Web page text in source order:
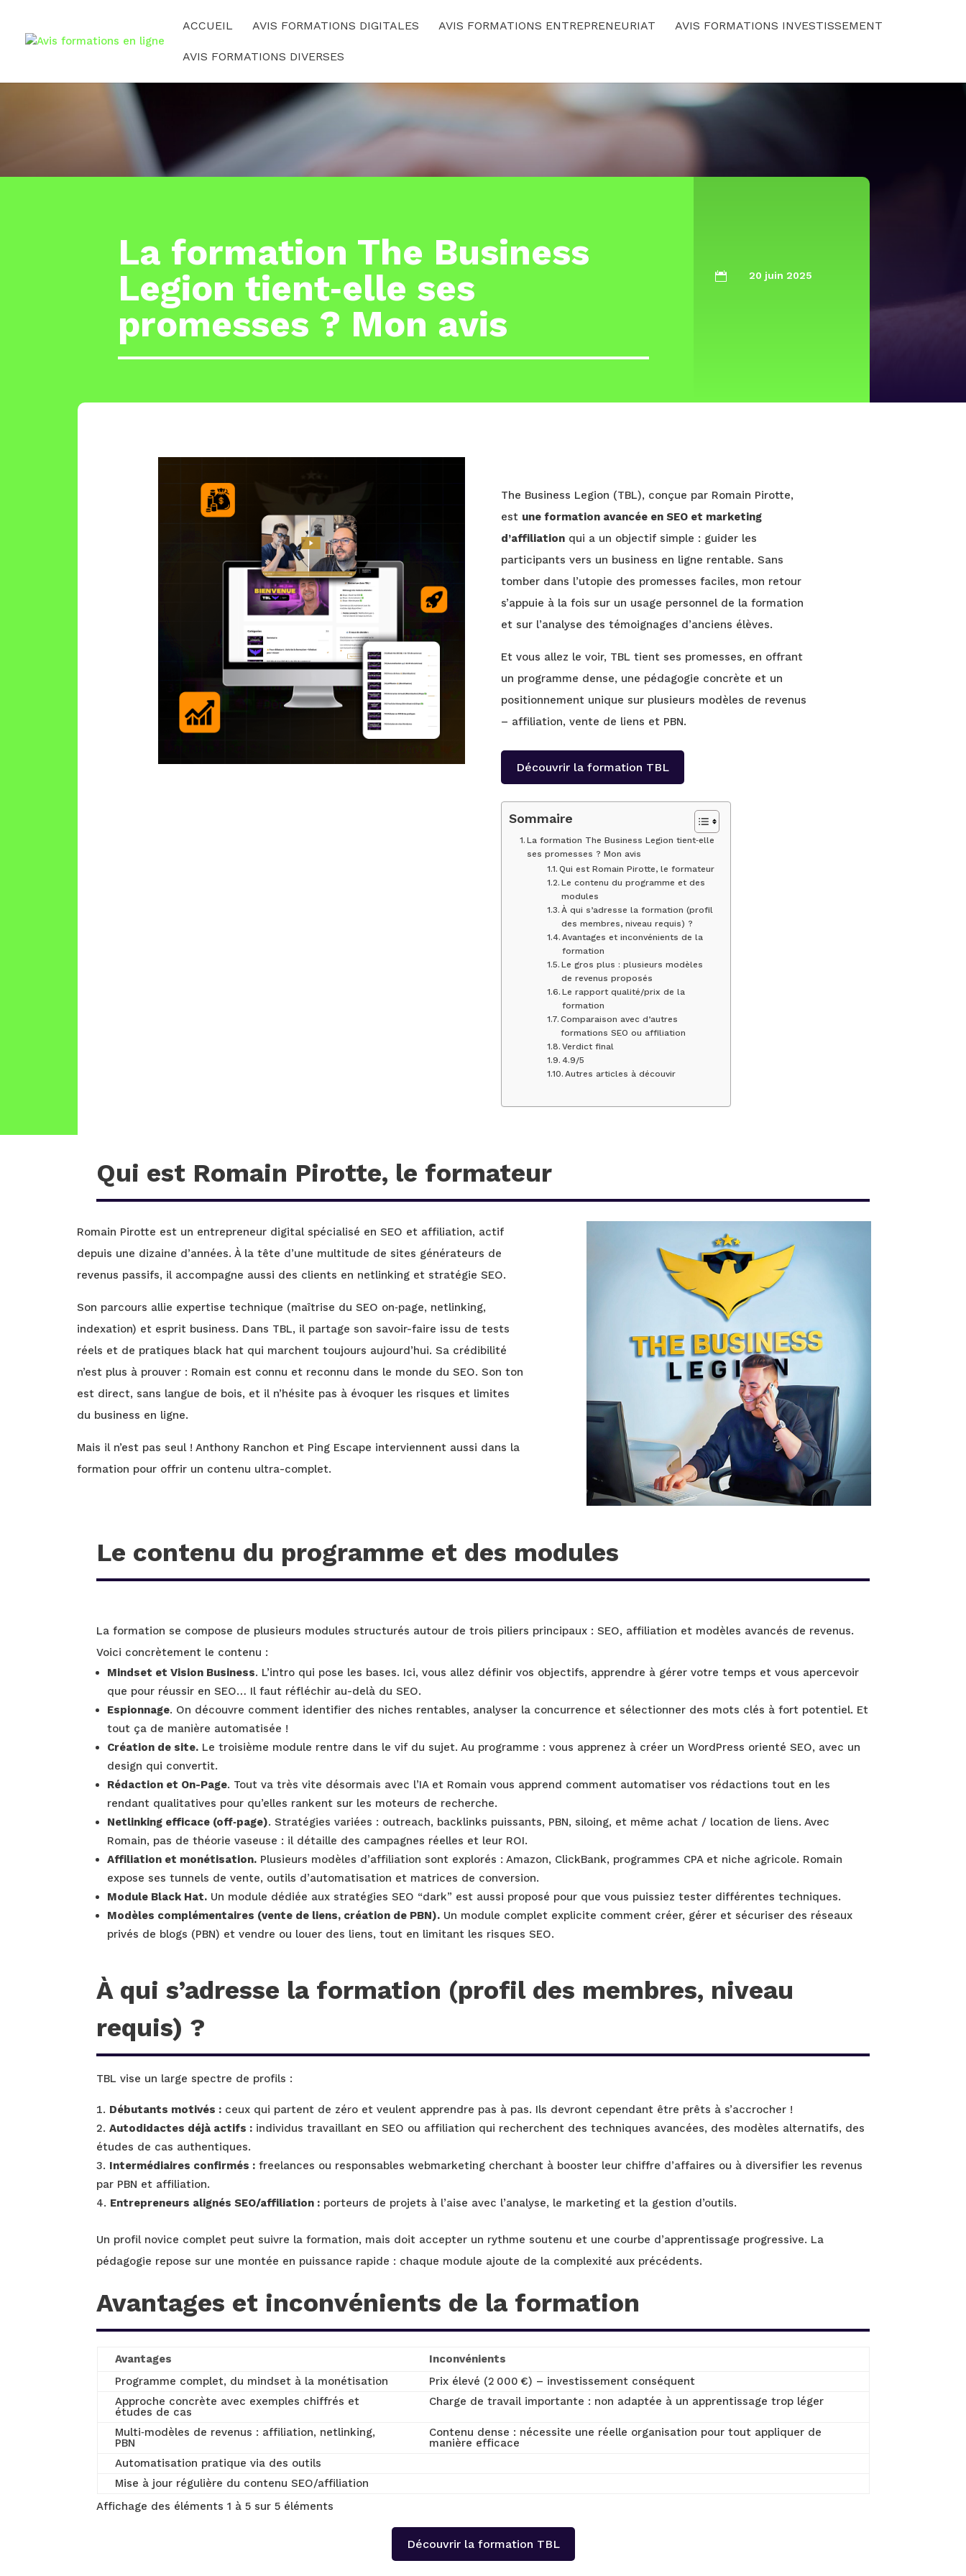
ACCUEIL AVIS FORMATIONS DIGITALES AVIS FORMATIONS ENTREPRENEURIAT AVIS FORMATIONS INVESTISSEMENT
AVIS FORMATIONS DIVERSES
La formation The Business
Legion tient‑elle ses
promesses ? Mon avis
 20 juin 2025
The Business Legion (TBL), conçue par Romain Pirotte,
est une formation avancée en SEO et marketing
d’affiliationqui a un objectif simple : guider les
participants vers un business en ligne rentable. Sans
tomber dans l’utopie des promesses faciles, mon retour
s’appuie à la fois sur un usage personnel de la formation
et sur l’analyse des témoignages d’anciens élèves.
Et vous allez le voir, TBL tient ses promesses, en offrant
un programme dense, une pédagogie concrète et un
positionnement unique sur plusieurs modèles de revenus
– affiliation, vente de liens et PBN.
Découvrir la formation TBL
Sommaire
La formation The Business Legion tient‑elle
ses promesses ? Mon avis
Qui est Romain Pirotte, le formateur
Le contenu du programme et des
modules
À qui s’adresse la formation (profil
des membres, niveau requis) ?
Avantages et inconvénients de la
formation
Le gros plus : plusieurs modèles
de revenus proposés
Le rapport qualité/prix de la
formation
Comparaison avec d’autres
formations SEO ou affiliation
Verdict final
4.9/5
Autres articles à découvir
Qui est Romain Pirotte, le formateur
Romain Pirotte est un entrepreneur digital spécialisé en SEO et affiliation, actif
depuis une dizaine d’années. À la tête d’une multitude de sites générateurs de
revenus passifs, il accompagne aussi des clients en netlinking et stratégie SEO.
Son parcours allie expertise technique (maîtrise du SEO on‑page, netlinking,
indexation) et esprit business. Dans TBL, il partage son savoir-faire issu de tests
réels et de pratiques black hat qui marchent toujours aujourd’hui. Sa crédibilité
n’est plus à prouver : Romain est connu et reconnu dans le monde du SEO. Son ton
est direct, sans langue de bois, et il n’hésite pas à évoquer les risques et limites
du business en ligne.
Mais il n’est pas seul ! Anthony Ranchon et Ping Escape interviennent aussi dans la
formation pour offrir un contenu ultra-complet.
Le contenu du programme et des modules
La formation se compose de plusieurs modules structurés autour de trois piliers principaux : SEO, affiliation et modèles avancés de revenus.
Voici concrètement le contenu :
Mindset et Vision Business. L’intro qui pose les bases. Ici, vous allez définir vos objectifs, apprendre à gérer votre temps et vous apercevoir
que pour réussir en SEO… Il faut réfléchir au-delà du SEO.
Espionnage. On découvre comment identifier des niches rentables, analyser la concurrence et sélectionner des mots clés à fort potentiel. Et
tout ça de manière automatisée !
Création de site. Le troisième module rentre dans le vif du sujet. Au programme : vous apprenez à créer un WordPress orienté SEO, avec un
design qui convertit.
Rédaction et On-Page. Tout va très vite désormais avec l’IA et Romain vous apprend comment automatiser vos rédactions tout en les
rendant qualitatives pour qu’elles rankent sur les moteurs de recherche.
Netlinking efficace (off‑page). Stratégies variées : outreach, backlinks puissants, PBN, siloing, et même achat / location de liens. Avec
Romain, pas de théorie vaseuse : il détaille des campagnes réelles et leur ROI.
Affiliation et monétisation. Plusieurs modèles d’affiliation sont explorés : Amazon, ClickBank, programmes CPA et niche agricole. Romain
expose ses tunnels de vente, outils d’automatisation et matrices de conversion.
Module Black Hat. Un module dédiée aux stratégies SEO “dark” est aussi proposé pour que vous puissiez tester différentes techniques.
Modèles complémentaires (vente de liens, création de PBN). Un module complet explicite comment créer, gérer et sécuriser des réseaux
privés de blogs (PBN) et vendre ou louer des liens, tout en limitant les risques SEO.
À qui s’adresse la formation (profil des membres, niveau
requis) ?
TBL vise un large spectre de profils :
Débutants motivés : ceux qui partent de zéro et veulent apprendre pas à pas. Ils devront cependant être prêts à s’accrocher !
Autodidactes déjà actifs : individus travaillant en SEO ou affiliation qui recherchent des techniques avancées, des modèles alternatifs, des
études de cas authentiques.
Intermédiaires confirmés : freelances ou responsables webmarketing cherchant à booster leur chiffre d’affaires ou à diversifier les revenus
par PBN et affiliation.
Entrepreneurs alignés SEO/affiliation : porteurs de projets à l’aise avec l’analyse, le marketing et la gestion d’outils.
Un profil novice complet peut suivre la formation, mais doit accepter un rythme soutenu et une courbe d’apprentissage progressive. La
pédagogie repose sur une montée en puissance rapide : chaque module ajoute de la complexité aux précédents.
Avantages et inconvénients de la formation
Avantages
Inconvénients
Programme complet, du mindset à la monétisation
Prix élevé (2 000 €) – investissement conséquent
Approche concrète avec exemples chiffrés et
études de cas
Charge de travail importante : non adaptée à un apprentissage trop léger
Multi‑modèles de revenus : affiliation, netlinking,
PBN
Contenu dense : nécessite une réelle organisation pour tout appliquer de
manière efficace
Automatisation pratique via des outils
Mise à jour régulière du contenu SEO/affiliation
Affichage des éléments 1 à 5 sur 5 éléments
Découvrir la formation TBL